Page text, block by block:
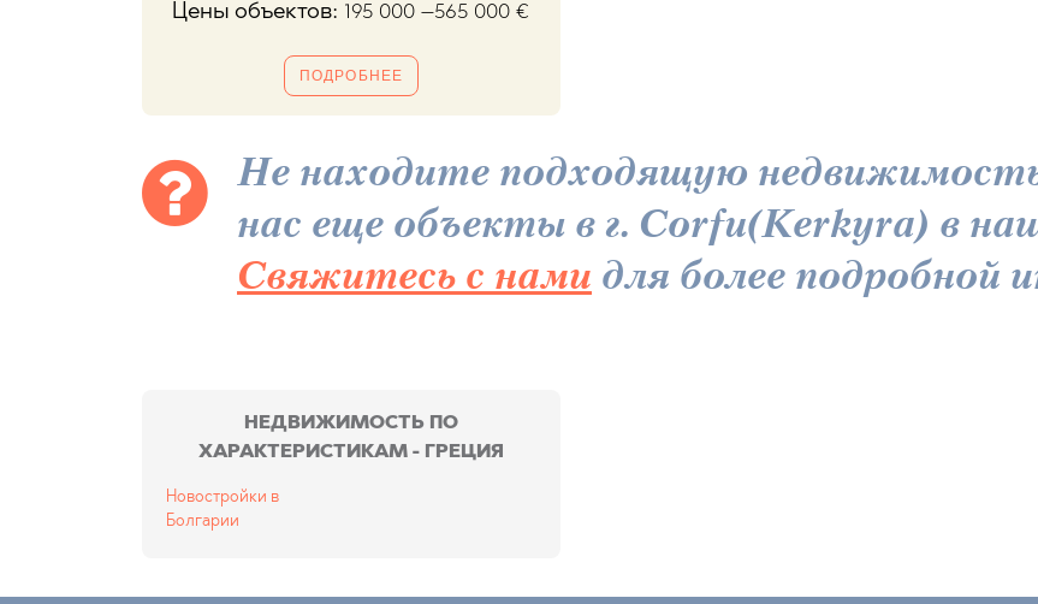
Цены объектов: 195 000 –565 000€
ПОДРОБНЕЕ
Не находите подходящую
нас еще объекты в г. Corfu(Kerkyra) в
Свяжитесь с нами для более подробной
НЕДВИЖИМОСТЬ ПО
ХАРАКТЕРИСТИКАМ - ГРЕЦИЯ
Новостройки в
Болгарии